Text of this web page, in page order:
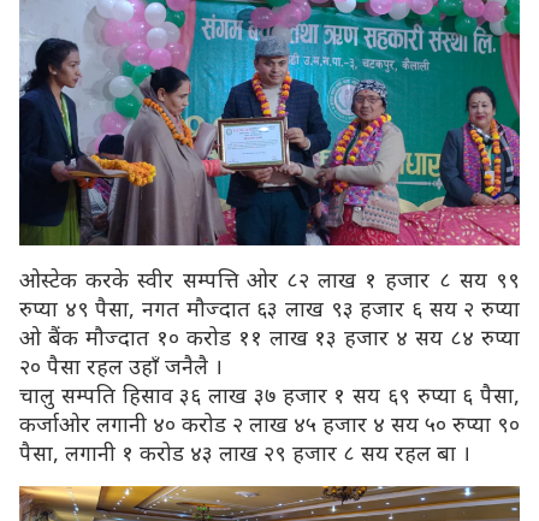
ओस्टेक करके स्वीर सम्पत्ति ओर ८२ लाख १ हजार ८ सय ९९
रुप्या ४९ पैसा, नगत मौज्दात ६३ लाख ९३ हजार ६ सय २ रुप्या
ओ बैंक मौज्दात १० करोड ११ लाख १३ हजार ४ सय ८४ रुप्या
२० पैसा रहल उहाँ जनैलै ।
चालु सम्पति हिसाव ३६ लाख ३७ हजार १ सय ६९ रुप्या ६ पैसा,
कर्जाओर लगानी ४० करोड २ लाख ४५ हजार ४ सय ५० रुप्या ९०
पैसा, लगानी १ करोड ४३ लाख २९ हजार ८ सय रहल बा ।